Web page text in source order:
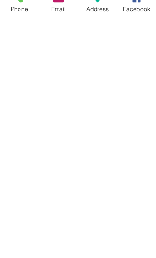
Phone Email Address Facebook